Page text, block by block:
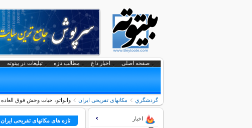
صفحه اصلی اخبار داغ مطالب تازه تبلیغات در بیتوته
گردشگري مکانهای تفریحی ايران وانواتو، حیات وحش فوق العاده
تازه های مکانهای تفریحی ايران اخبار